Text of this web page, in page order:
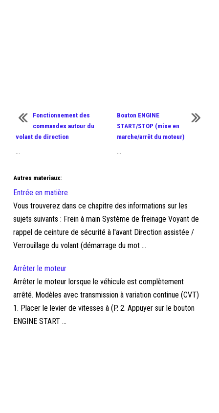
Fonctionnement des
commandes autour du
volant de direction
...
Bouton ENGINE
START/STOP (mise en
marche/arrêt du moteur)
...
Autres materiaux:
Entrée en matière
Vous trouverez dans ce chapitre des informations sur les
sujets suivants : Frein à main Système de freinage Voyant de
rappel de ceinture de sécurité à l'avant Direction assistée /
Verrouillage du volant (démarrage du mot ...
Arrêter le moteur
Arrêter le moteur lorsque le véhicule est complètement
arrêté. Modèles avec transmission à variation continue (CVT)
1. Placer le levier de vitesses à (P. 2. Appuyer sur le bouton
ENGINE START ...